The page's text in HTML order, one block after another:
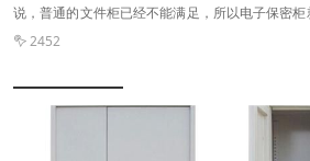
说，普通的文件柜已经不能满足，所以电子保密
柜存放重要物品，可以更加安全、放心。那电子保
息的了解，这样我们在购买时起码可以做到心中
分为两种款式的，即对开门款和通双节双开门款
层板进行选择。 其次，就是看细节，细节上的
 2452